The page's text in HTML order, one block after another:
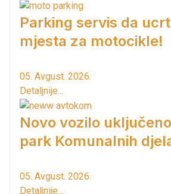
Parking servis da
mjesta za motocikle!
05. Avgust. 2026.
Detaljnije...
Novo vozilo
park Komunalnih
05. Avgust. 2026.
Detaljnije...